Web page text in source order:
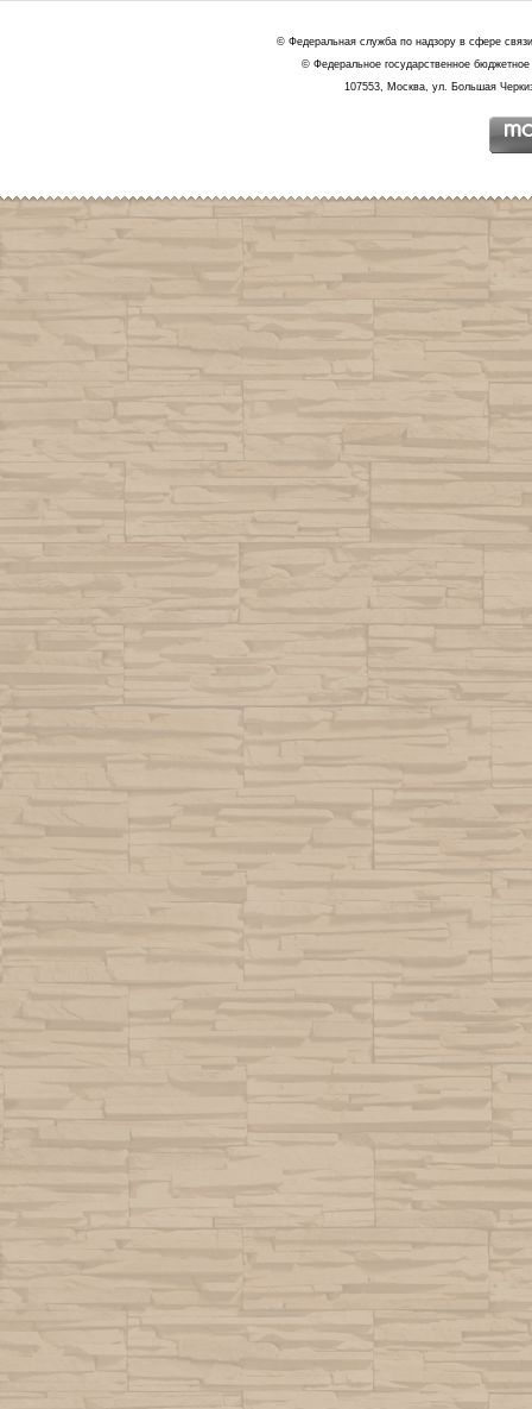
© Федеральная служба по надзору в сфере
© Федеральное государственное
107553, Москва, ул. Большая